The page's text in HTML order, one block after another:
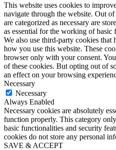
This website uses cookies to
navigate through the website. Out
are categorized as necessary are
as essential for the working of basic
We also use third-party cookies that
how you use this website. These
browser only with your consent.
of these cookies. But opting out of
an effect on your browsing
Necessary
Necessary
Always Enabled
Necessary cookies are absolutely
function properly. This category
basic functionalities and security
cookies do not store any personal
SAVE & ACCEPT